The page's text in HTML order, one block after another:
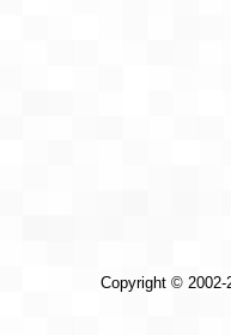
Copyright ©